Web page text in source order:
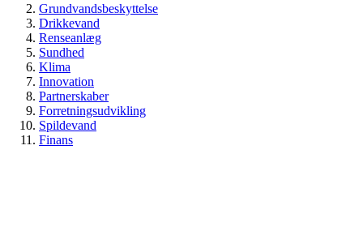
Grundvandsbeskyttelse
Drikkevand
Renseanlæg
Sundhed
Klima
Innovation
Partnerskaber
Forretningsudvikling
Spildevand
Finans